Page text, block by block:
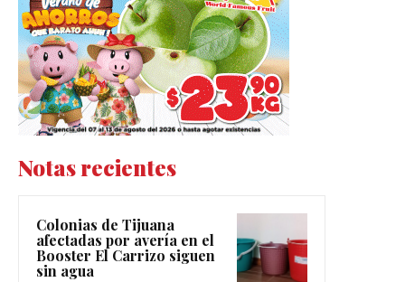
Notas recientes
Colonias de Tijuana
afectadas por avería en el
Booster El Carrizo siguen
sin agua